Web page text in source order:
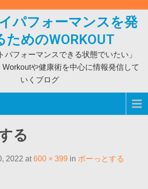
パフォーマンスを発
ためのWORKOUT
パフォーマンスできる状態でいたい」
Workoutや健康術を中心に情報発信して
いくブログ
る
2022 at600 × 399 in ボーっとする